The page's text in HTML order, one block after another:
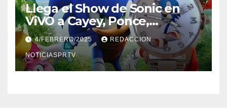
Llega el Show de Sonic en
ViVO a Cayey, Ponce,
Barceloneta y Humacao,
Relojes gratis para el que
compre ahora….
4/FEBRERO/2025 REDACCION
NOTICIASPRTV